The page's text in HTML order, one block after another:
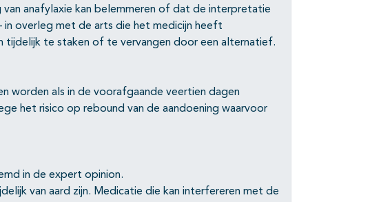
anafylaxie kan belemmeren of dat de interpretatie
overleg met de arts die het medicijn heeft
tijdelijk te staken of te vervangen door een alternatief.
worden als in de voorafgaande veertien dagen
het risico op rebound van de aandoening waarvoor
in de expert opinion.
van aard zijn. Medicatie die kan interfereren met de